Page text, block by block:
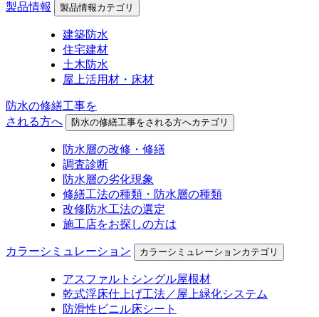
製品情報 製品情報カテゴリ
建築防水
住宅建材
土木防水
屋上活用材・床材
防水の修繕工事を
される方へ
防水の修繕工事をされる方へカテゴリ
防水層の改修・修繕
調査診断
防水層の劣化現象
修繕工法の種類・防水層の種類
改修防水工法の選定
施工店をお探しの方は
カラーシミュレーション カラーシミュレーションカテゴリ
アスファルトシングル屋根材
乾式浮床仕上げ工法／屋上緑化システム
防滑性ビニル床シート